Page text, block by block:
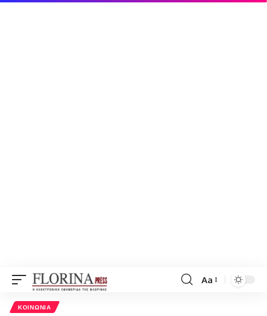
Font
Aa
ΚΟΙΝΩΝΊΑ